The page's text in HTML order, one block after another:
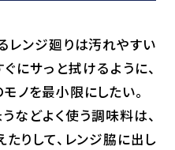
レンジ廻りは汚れやすい
にサっと拭けるように、
ノを最小限にしたい。
うなどよく使う調味料は、
りして、レンジ脇に出し